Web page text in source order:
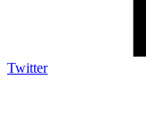
Twitter